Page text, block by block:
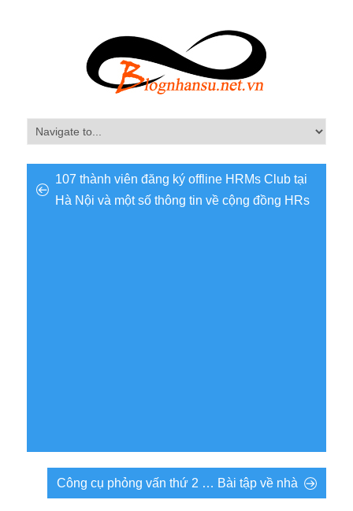
107 thành viên đăng ký offline HRMs Club tại
Hà Nội và một số thông tin về cộng đồng HRs
Công cụ phỏng vấn thứ 2 … Bài tập về nhà